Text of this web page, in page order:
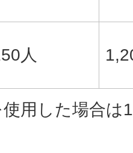
人
使用した場合